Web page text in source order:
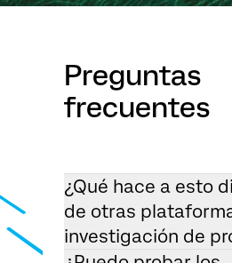
Preguntas
frecuentes
¿Qué hace a esto
de otras
investigación de